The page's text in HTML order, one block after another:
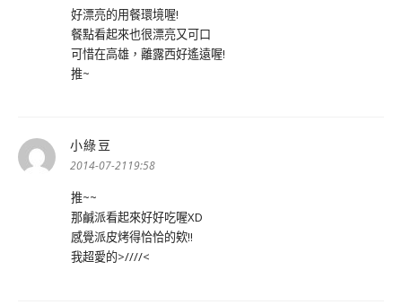
好漂亮的用餐環境喔!
餐點看起來也很漂亮又可口
可惜在高雄，離露西好遙遠喔!
推~
小綠豆
示:
2014-07-2119:58
推~~
那鹹派看起來好好吃喔XD
感覺派皮烤得恰恰的欸!!
我超愛的>////<